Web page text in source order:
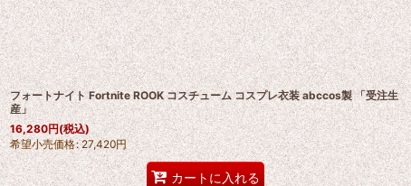
フォートナイト Fortnite ROOK コスチューム コスプレ衣装 abccos製 「受注生
産」
16,280円(税込)
希望小売価格: 27,420円
カートに入れる